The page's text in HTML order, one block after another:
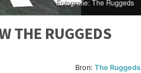
THE RUGGEDS
Bron:The Ruggeds